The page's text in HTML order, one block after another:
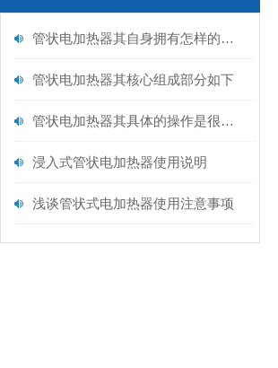
管状电加热器其自身拥有怎样的特点呢？
管状电加热器其核心组成部分如下
管状电加热器其具体的操作是很有讲究的
浸入式管状电加热器使用说明
浅谈管状式电加热器使用注意事项